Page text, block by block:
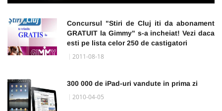
Concursul "Stiri de Cluj iti da abonament
GRATUIT la Gimmy" s-a incheiat! Vezi daca
esti pe lista celor 250 de castigatori
2011-08-18
300 000 de iPad-uri vandute in prima zi
2010-04-05